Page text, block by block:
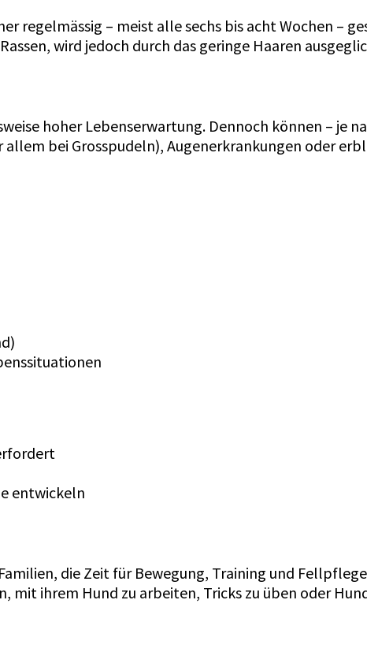
regelmässig – meist alle sechs bis acht Wochen –
wird jedoch durch das geringe Haaren
hoher Lebenserwartung. Dennoch können – je
bei Grosspudeln), Augenerkrankungen oder
entwickeln
die Zeit für Bewegung, Training und
mit ihrem Hund zu arbeiten, Tricks zu üben oder